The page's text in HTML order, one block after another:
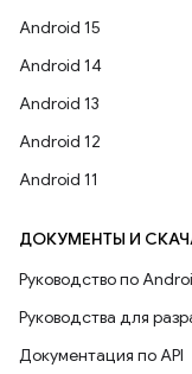
Android 15
Android 14
Android 13
Android 12
Android 11
ДОКУМЕНТЫ И
Руководство по
Руководства для
Документация по API